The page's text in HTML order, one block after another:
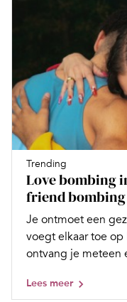
Trending
Love bombing
friend bombing
Je ontmoet een
voegt elkaar toe
ontvang je meteen
Lees meer